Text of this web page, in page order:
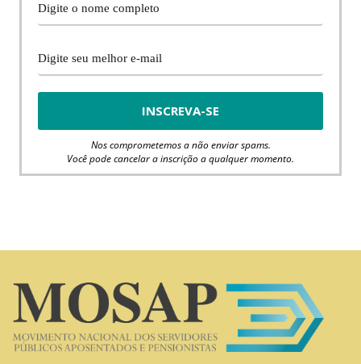
Nos comprometemos a não enviar spams.
Você pode cancelar a inscrição a qualquer momento.